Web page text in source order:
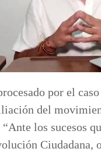
por el
del
los sucesos
Ciudadana,